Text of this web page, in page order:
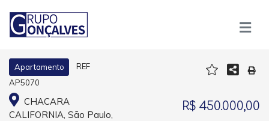
Apartamento
REF
AP5070
CHACARA
CALIFORNIA, São Paulo,
R$ 450.000,00